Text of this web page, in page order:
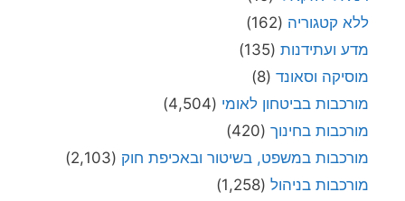
ללא קטגוריה (162)
מדע ועתידנות (135)
מוסיקה וסאונד (8)
מורכבות בביטחון לאומי (4,504)
מורכבות בחינוך (420)
מורכבות במשפט, בשיטור ובאכיפת חוק (2,103)
מורכבות בניהול (1,258)